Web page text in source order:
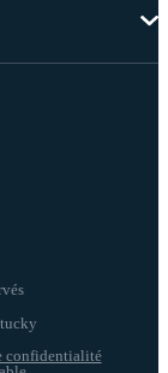
confidentialité